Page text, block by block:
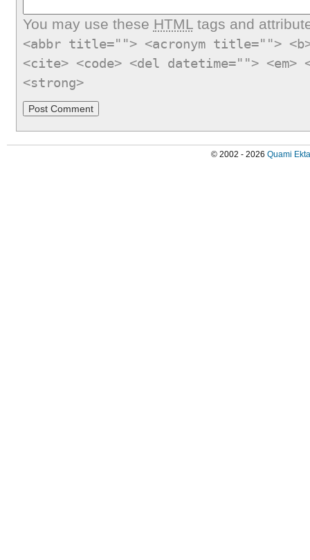
You may use these HTMLtags and
<abbr title=""> <acronym title="">
<cite> <code> <del datetime="">
<strong>
© 2002 - 2026 Quami